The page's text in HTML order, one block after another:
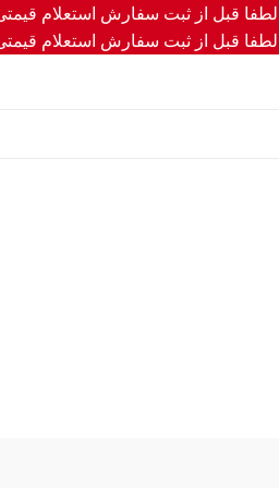
لطفا قبل از ثبت سفارش استعلام
لطفا قبل از ثبت سفارش استعلام